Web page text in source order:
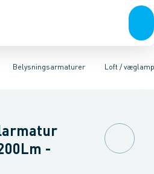
Belysningsarmaturer
LysstyringTilbehør tilLoft /
halbelysningArmaturer for vej og
-